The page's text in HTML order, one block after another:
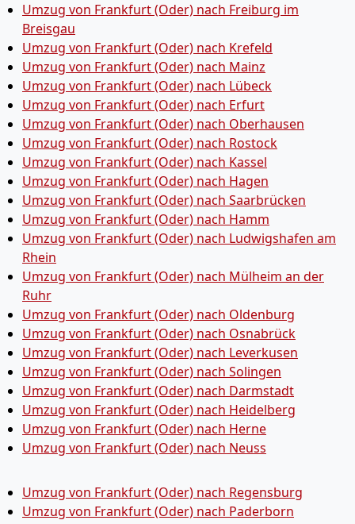
Umzug von Frankfurt (Oder) nach Freiburg im
Breisgau
Umzug von Frankfurt (Oder) nach Krefeld
Umzug von Frankfurt (Oder) nach Mainz
Umzug von Frankfurt (Oder) nach Lübeck
Umzug von Frankfurt (Oder) nach Erfurt
Umzug von Frankfurt (Oder) nach Oberhausen
Umzug von Frankfurt (Oder) nach Rostock
Umzug von Frankfurt (Oder) nach Kassel
Umzug von Frankfurt (Oder) nach Hagen
Umzug von Frankfurt (Oder) nach Saarbrücken
Umzug von Frankfurt (Oder) nach Hamm
Umzug von Frankfurt (Oder) nach Ludwigshafen am
Rhein
Umzug von Frankfurt (Oder) nach Mülheim an der
Ruhr
Umzug von Frankfurt (Oder) nach Oldenburg
Umzug von Frankfurt (Oder) nach Osnabrück
Umzug von Frankfurt (Oder) nach Leverkusen
Umzug von Frankfurt (Oder) nach Solingen
Umzug von Frankfurt (Oder) nach Darmstadt
Umzug von Frankfurt (Oder) nach Heidelberg
Umzug von Frankfurt (Oder) nach Herne
Umzug von Frankfurt (Oder) nach Neuss
Umzug von Frankfurt (Oder) nach Regensburg
Umzug von Frankfurt (Oder) nach Paderborn